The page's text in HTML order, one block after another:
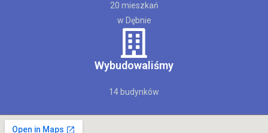
20 mieszkań
w Dębnie
Wybudowaliśmy
14 budynków